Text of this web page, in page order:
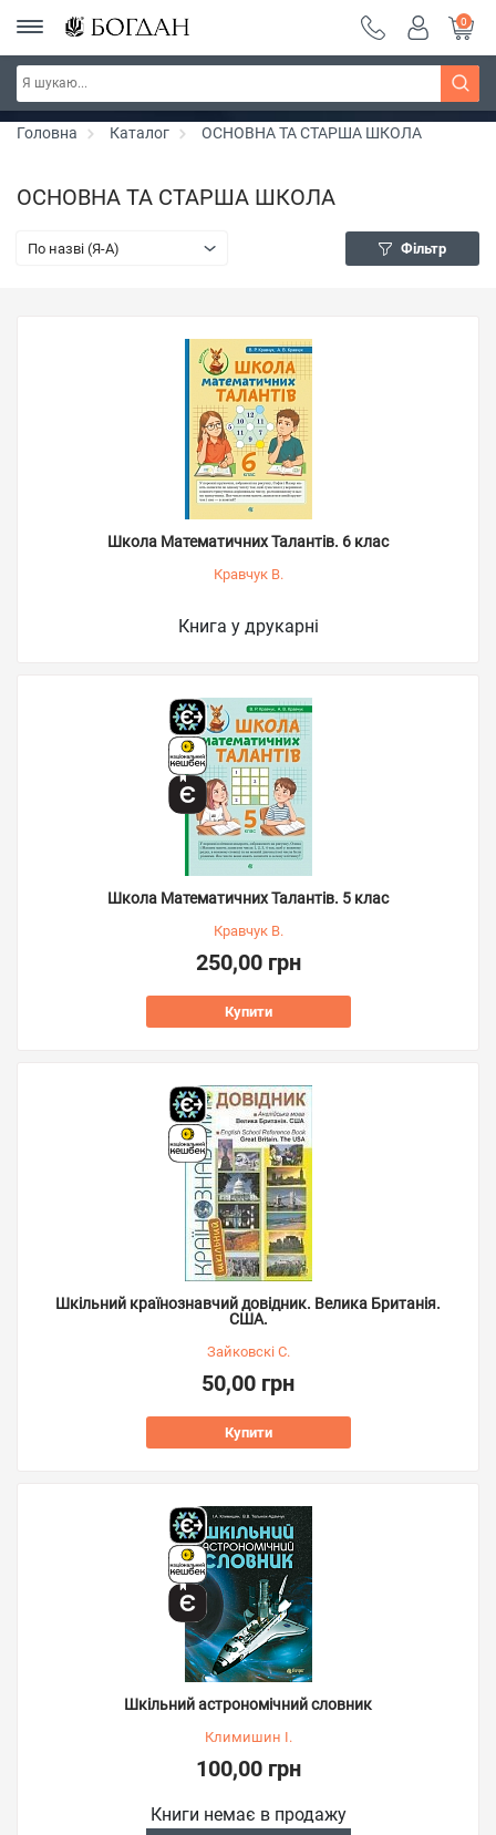
РОЗПРОДАЖ ~ 150 грн ~ 200 грн ~ 250 грн ~
300 грн ~ РОЗПРОДАЖ
Дізнатись більше
0
Головна Каталог ОСНОВНА ТА СТАРША ШКОЛА
ОСНОВНА ТА СТАРША ШКОЛА
По назві (Я-А) Фільтр
Школа Математичних Талантів. 6 клас
Кравчук В.
Книга у друкарні
Школа Математичних Талантів. 5 клас
Кравчук В.
250,00 грн
Купити
Шкільний країнознавчий довідник. Велика Британія.
США.
Зайковскі С.
50,00 грн
Купити
Шкільний астрономічний словник
Климишин І.
100,00 грн
Книги немає в продажу